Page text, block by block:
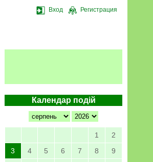
Вход Регистрация
Календар подій
1
2
3
4 5 6 7 8
9